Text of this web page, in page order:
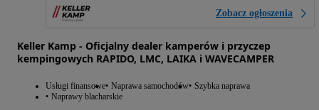
Zobacz ogłoszenia
Keller Kamp - Oficjalny dealer kamperów i przyczep
kempingowych RAPIDO, LMC, LAIKA i WAVECAMPER
Usługi finansowe Naprawa samochodów Szybka naprawa
Naprawy blacharskie